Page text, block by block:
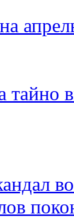
тайно